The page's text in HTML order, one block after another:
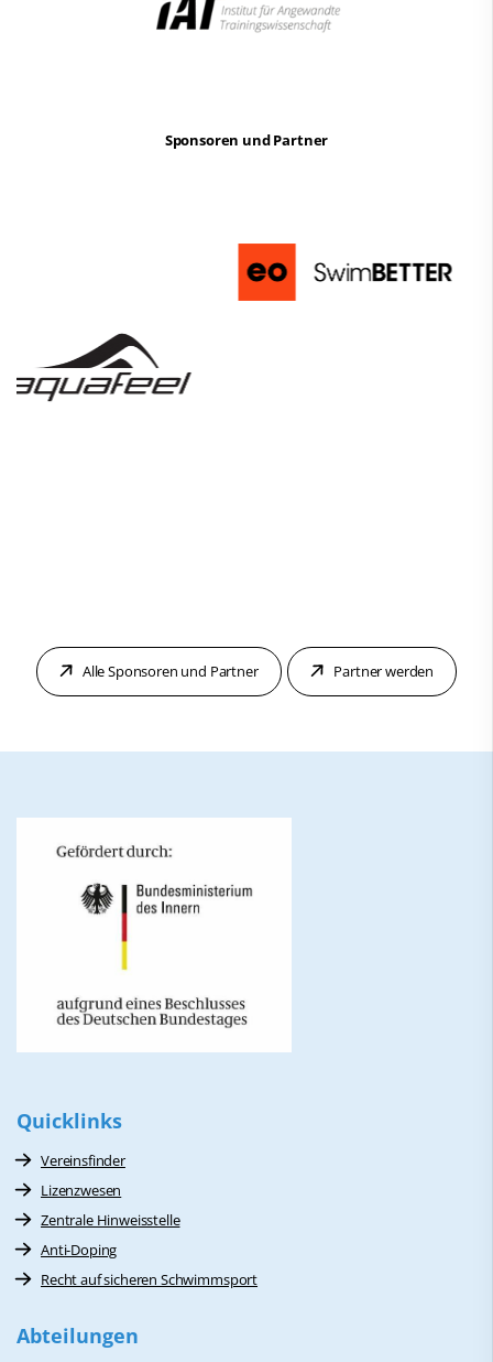
Sponsoren und Partner
Alle Sponsoren und Partner Partner werden
Quicklinks
Vereinsfinder
Lizenzwesen
Zentrale Hinweisstelle
Anti-Doping
Recht auf sicheren Schwimmsport
Abteilungen